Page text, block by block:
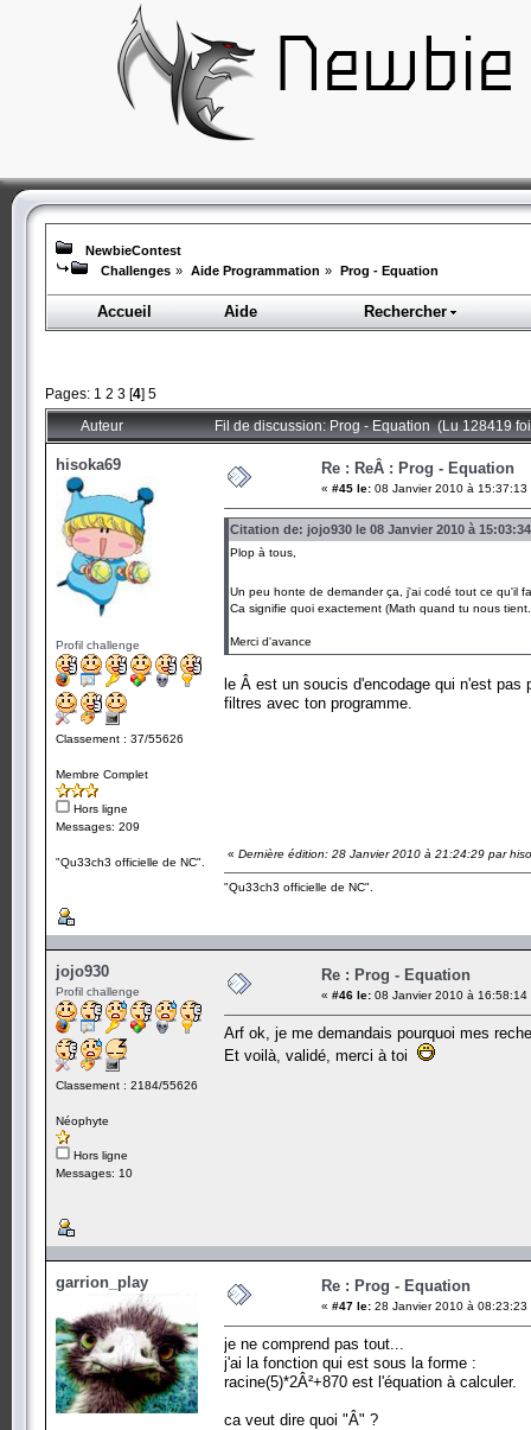
NewbieContest
Challenges » Aide Programmation » Prog - Equation
Accueil Aide Rechercher
Pages: 1 2 3 [4] 5
Auteur Fil de discussion: Prog - Equation (Lu 128419
hisoka69
Profil challenge
Classement : 37/55626
Membre Complet
Hors ligne
Messages: 209
"Qu33ch3 officielle de NC".
Re : ReÂ : Prog - Equation
« #45 le: 08 Janvier 2010 à 15:37:13
Citation de: jojo930 le 08 Janvier 2010 à 15:03:34
Plop à tous,
Un peu honte de demander ça, j'ai codé tout ce qu'il
Ca signifie quoi exactement (Math quand tu nous
Merci d'avance
le Â est un soucis d'encodage qui n'est
filtres avec ton programme.
« Dernière édition: 28 Janvier 2010 à 21:24:29 par
"Qu33ch3 officielle de NC".
jojo930
Profil challenge
Classement : 2184/55626
Néophyte
Hors ligne
Messages: 10
Re : Prog - Equation
« #46 le: 08 Janvier 2010 à 16:58:14
Arf ok, je me demandais pourquoi mes
Et voilà, validé, merci à toi
garrion_play Re : Prog - Equation
« #47 le: 28 Janvier 2010 à 08:23:23
je ne comprend pas tout...
j'ai la fonction qui est sous la forme :
racine(5)*2Â²+870 est l'équation à calculer.
ca veut dire quoi "Â" ?